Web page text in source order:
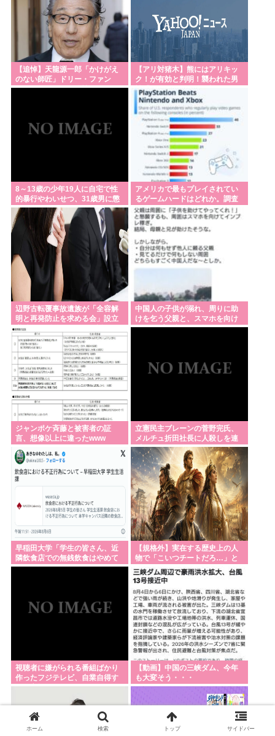
【追悼】天龍源一郎「かけがえ
のない師匠」ドリー・ファン
ク・ジュニアさん追悼
【アリ対猪木】熊にはアリキッ
ク！が有効と判明！襲われた男
性「アリキックで追っ払った」
8～13歳の少年19人に自宅で性
的暴行やわいせつ、31歳男に懲
役15年
アメリカで最もプレイされてい
るゲームハードはどれか。調査
の結果は…（答えはPS5が1位で
す）
辺野古転覆事故遺族が「全容解
明と再発防止を求める会」設立
継続的に活動するためと説明
中国人の子供が溺れ、周りに助
けを乞う父親と、スマホを向け
てインプレ稼ぎの見物人
ジャンポケ斉藤と被害者の証
言、想像以上に違ったwww
立憲民主ブレーンの菅野完氏、
メルチュ折田社長に人殺しを連
呼
早稲田大学「学生の皆さん、近
隣飲食店での無銭飲食はやめて
ください」
【規格外】実在する歴史上の人
物で「こいつチートだろ…」と
思った奴あげてけ
視聴者に嫌がられる番組ばかり
作ったフジテレビ、自業自得す
ぎる立場に陥ってしまい……
【動画】中国の三峡ダム、今年
も大変そう・・・
ホーム 検索 トップ サイドバー